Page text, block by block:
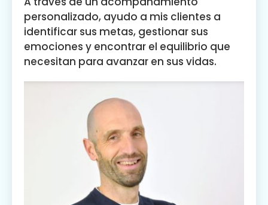
personalizado, ayudo a mis clientes a
identificar sus metas, gestionar sus
emociones y encontrar el equilibrio que
necesitan para avanzar en sus vidas.